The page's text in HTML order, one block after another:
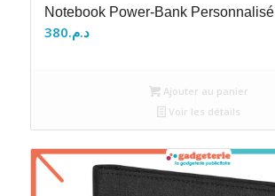
Notebook Power-Bank Personnalisé
د.م.380
Ajouter au panier
Voir les détails